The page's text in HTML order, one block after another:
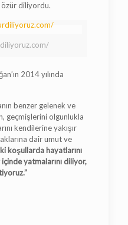
özür diliyordu.
2014 yılında
benzer gelenek ve
geçmişlerini olgunlukla
kendilerine yakışır
dair umut ve
koşullarda hayatlarını
yatmalarını diliyor,